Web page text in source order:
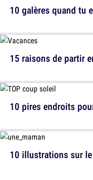
10 galères quand tu
10 pires endroits
15 raisons de partir
10 illustrations sur